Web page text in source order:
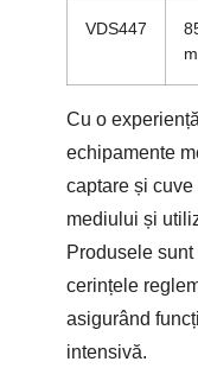
VDS447
Cu o
echipamente
captare și
mediului și
Produsele
cerințele
asigurând
intensivă.